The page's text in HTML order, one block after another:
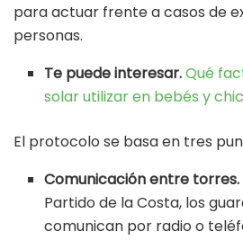
para actuar frente a casos de
personas.
Te puede interesar.Qué
solar utilizar en bebés y
El protocolo se basa en tres
Comunicación entre torres.
Partido de la Costa, los
comunican por radio o